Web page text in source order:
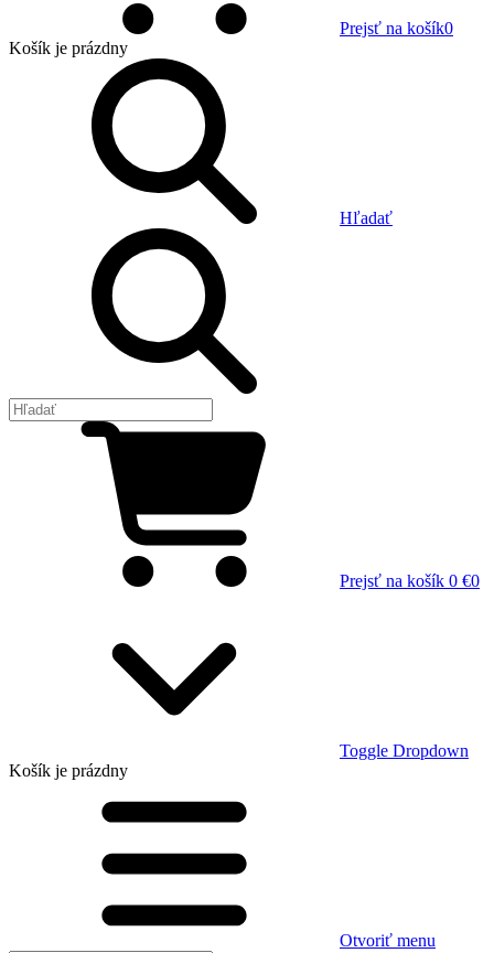
Prejsť na košík0
Košík je prázdny
Hľadať
Prejsť na košík 0 €0
Toggle Dropdown
Košík je prázdny
Otvoriť menu